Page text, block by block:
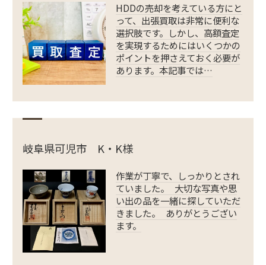
HDDの売却を考えている方にと
って、出張買取は非常に便利な
選択肢です。しかし、高額査定
を実現するためにはいくつかの
ポイントを押さえておく必要が
あります。本記事では…
岐阜県可児市 K・K様
作業が丁寧で、しっかりとされ
ていました。 大切な写真や思
い出の品を一緒に探していただ
きました。 ありがとうござい
ます。